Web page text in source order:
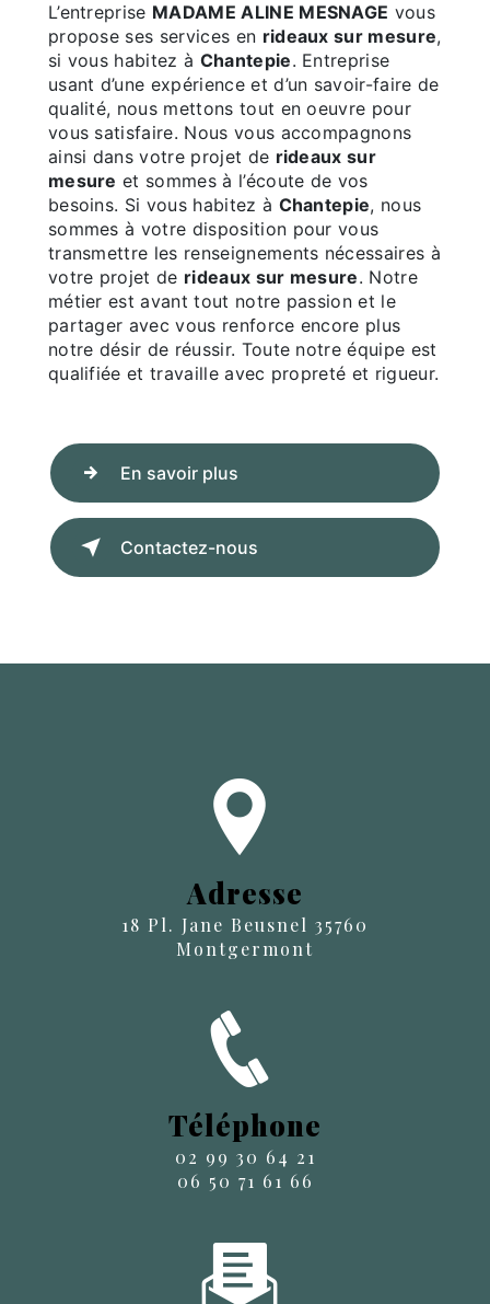
L’entreprise MADAME ALINE MESNAGE vous
propose ses services en rideaux sur mesure,
si vous habitez à Chantepie. Entreprise
usant d’une expérience et d’un savoir-faire de
qualité, nous mettons tout en oeuvre pour
vous satisfaire. Nous vous accompagnons
ainsi dans votre projet de rideaux sur
mesure et sommes à l’écoute de vos
besoins. Si vous habitez à Chantepie, nous
sommes à votre disposition pour vous
transmettre les renseignements nécessaires à
votre projet de rideaux sur mesure. Notre
métier est avant tout notre passion et le
partager avec vous renforce encore plus
notre désir de réussir. Toute notre équipe est
qualifiée et travaille avec propreté et rigueur.
En savoir plus
Contactez-nous
Adresse
18 Pl. Jane Beusnel 35760
Montgermont
Téléphone
02 99 30 64 21
06 50 71 61 66